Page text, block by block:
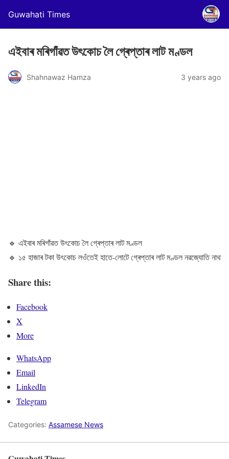
Guwahati Times
এইবাৰ মৰিগাঁৱত উৎকোচ লৈ গ্ৰেপ্তাৰ লাট মণ্ডল
Shahnawaz Hamza 3 years ago
🔹 এইবাৰ মৰিগাঁৱত উৎকোচ লৈ গ্ৰেপ্তাৰ লাট মণ্ডল
🔹 ১৫ হাজাৰ টকা উৎকোচ লওঁতেই হাতে-লোটে গ্ৰেপ্তাৰ লাট মণ্ডল নৱজ্যোতি নাথ
Share this:
Facebook
X
More
WhatsApp
Email
LinkedIn
Telegram
Categories: Assamese News